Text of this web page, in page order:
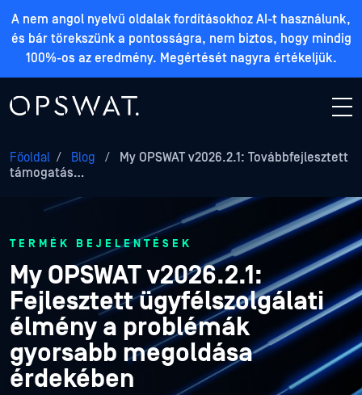
A nem angol nyelvű oldalak fordításokhoz AI-t használunk,
és bár törekszünk a pontosságra, nem biztos, hogy mindig
100%-os az eredmény. Megértését nagyra értékeljük.
Főoldal / Blog /
My OPSWAT v2026.2.1: Továbbfejlesztett
támogatás…
TERMÉK BEJELENTÉSEK
My OPSWAT v2026.2.1:
Fejlesztett ügyfélszolgálati
élmény a problémák
gyorsabb megoldása
érdekében